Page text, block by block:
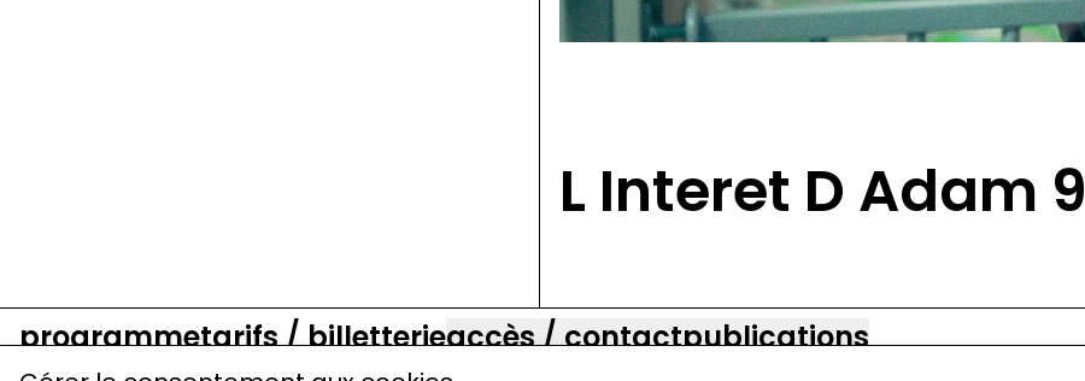
L Interet D Adam 9
programmetarifs / billetterieaccès / contactpublications